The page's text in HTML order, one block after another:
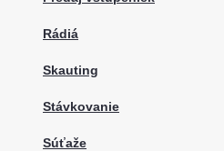
Rádiá
Skauting
Stávkovanie
Súťaže